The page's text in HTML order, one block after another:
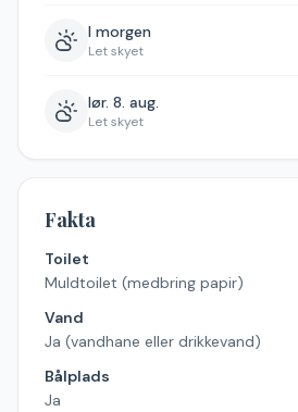
I morgen
Let skyet
lør. 8. aug.
Let skyet
Fakta
Toilet
Muldtoilet (medbring papir)
Vand
Ja (vandhane eller drikkevand)
Bålplads
Ja